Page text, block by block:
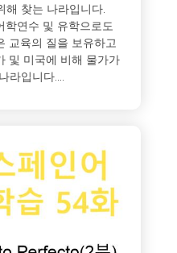
해 찾는 나라입니다.
학연수 및 유학으로도
교육의 질을 보유하고
및 미국에 비해 물가가
라입니다....